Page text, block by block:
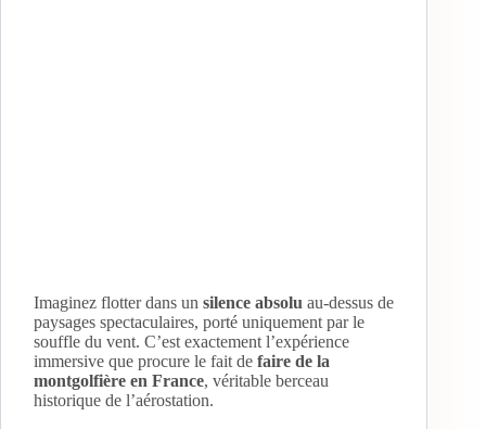
Imaginez flotter dans un silence absolu au-dessus de
paysages spectaculaires, porté uniquement par le
souffle du vent. C’est exactement l’expérience
immersive que procure le fait de faire de la
montgolfière en France, véritable berceau
historique de l’aérostation.